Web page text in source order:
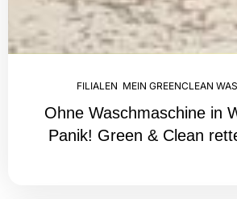
FILIALEN MEIN GREENCLEAN
Ohne Waschmaschine in
Panik! Green & Clean